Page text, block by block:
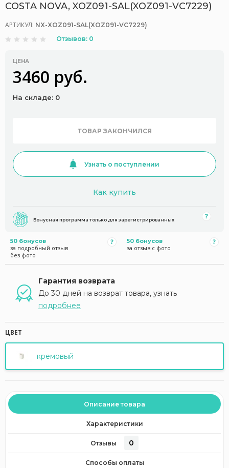
COSTA NOVA, XOZ091-SAL(XOZ091-VC7229)
АРТИКУЛ: NX-XOZ091-SAL(XOZ091-VC7229)
Отзывов: 0
ЦЕНА
3460 руб.
На складе: 0
ТОВАР ЗАКОНЧИЛСЯ
Узнать о поступлении
Как купить
Бонусная программа только для зарегистрированных
50 бонусов
за подробный отзыв
без фото
50 бонусов
за отзыв с фото
Гарантия возврата
До 30 дней на возврат товара, узнать
подробнее
ЦВЕТ
кремовый
Описание товара
Характеристики
Отзывы 0
Способы оплаты